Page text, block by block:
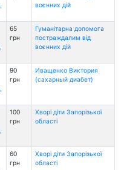
воєнних дій
65
грн
Гуманітарна допомога
постраждалим від
воєнних дій
90
грн
Иващенко Виктория
(сахарный диабет)
100
грн
Хворі діти Запорізької
області
60
грн
Хворі діти Запорізької
області